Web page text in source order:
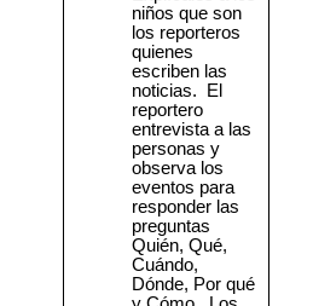
niños que son
los reporteros
quienes
escriben las
noticias.
El
reportero
entrevista a las
personas y
observa los
eventos para
responder las
preguntas
Quién, Qué,
Cuándo,
Dónde, Por qué